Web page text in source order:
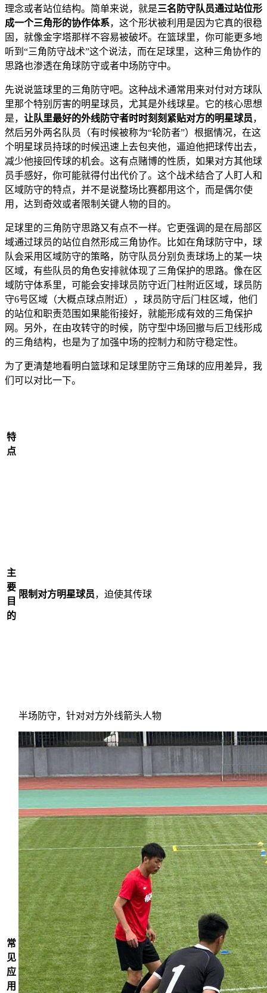
理念或者站位结构。简单来说，就是三名防守队员通过站位形
成一个三角形的协作体系，这个形状被利用是因为它真的很稳
固，就像金字塔那样不容易被破坏。在篮球里，你可能更多地
听到“三角防守战术”这个说法，而在足球里，这种三角协作的
思路也渗透在角球防守或者中场防守中。
先说说篮球里的三角防守吧。这种战术通常用来对付对方球队
里那个特别厉害的明星球员，尤其是外线球星。它的核心思想
是， 让队里最好的外线防守者时时刻刻紧贴对方的明星球员，
然后另外两名队员（有时候被称为“轮防者”）根据情况，在这
个明星球员持球的时候迅速上去包夹他，逼迫他把球传出去，
减少他接回传球的机会。这有点赌博的性质，如果对方其他球
员手感好，你可能就得付出代价了。这个战术结合了人盯人和
区域防守的特点，并不是说整场比赛都用这个，而是偶尔使
用，达到奇效或者限制关键人物的目的。
足球里的三角防守思路又有点不一样。它更强调的是在局部区
域通过球员的站位自然形成三角协作。比如在角球防守中，球
队会采用区域防守的策略，防守队员分别负责球场上的某一块
区域，有些队员的角色安排就体现了三角保护的思路。像在区
域防守体系里，可能会安排球员防守近门柱附近区域，球员防
守6号区域（大概点球点附近），球员防守后门柱区域，他们
的站位和职责范围如果能衔接好，就能形成有效的三角保护
网。另外，在由攻转守的时候，防守型中场回撤与后卫线形成
的三角结构，也是为了加强中场的控制力和防守稳定性。
为了更清楚地看明白篮球和足球里防守三角球的应用差异，我
们可以对比一下。
特
点
主
要
目
的
限制对方明星球员，迫使其传球
常
见
应
用
半场防守，针对对方外线箭头人物